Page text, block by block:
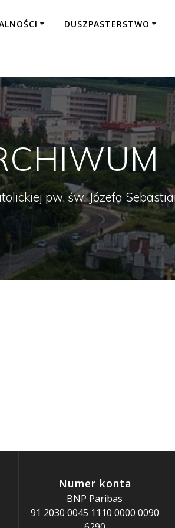
DUSZPASTERSTWO
pw. św. Józefa
Numer konta
BNP Paribas
91 2030 0045 1110 0000 0090